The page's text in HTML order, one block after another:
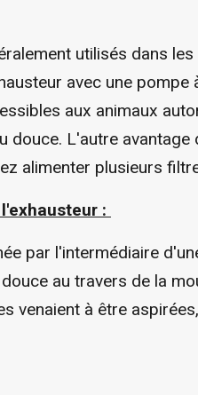
utilisés dans
avec une
aux animaux
douce. L'autre
alimenter plusieurs
:
par l'intermédiaire
au travers de la
venaient à être